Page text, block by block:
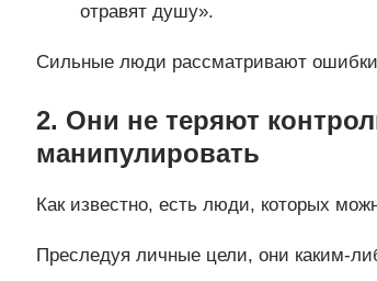
отравят душу».
Сильные люди рассматривают
2. Они не теряют
манипулировать
Как известно, есть люди, которых
Преследуя личные цели, они каким-